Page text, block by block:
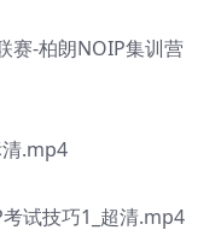
赛-柏朗NOIP集训营
清.mp4
试技巧1_超清.mp4